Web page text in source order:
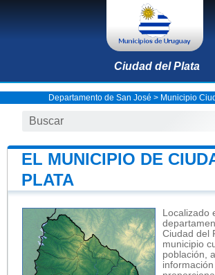
Ciudad del Plata
Departamento de San José > Municipio
EL MUNICIPIO DE
PLATA
Localizado
Ciudad del
municipio
población,